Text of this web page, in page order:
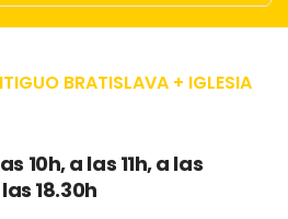
BRATISLAVA + IGLESIA
10h, a las 11h, a las
18.30h